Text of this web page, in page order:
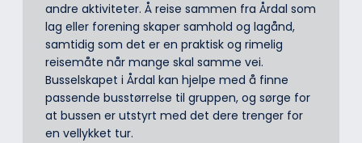
andre aktiviteter. Å reise sammen fra Årdal som
lag eller forening skaper samhold og lagånd,
samtidig som det er en praktisk og rimelig
reisemåte når mange skal samme vei.
Busselskapet i Årdal kan hjelpe med å finne
passende busstørrelse til gruppen, og sørge for
at bussen er utstyrt med det dere trenger for
en vellykket tur.